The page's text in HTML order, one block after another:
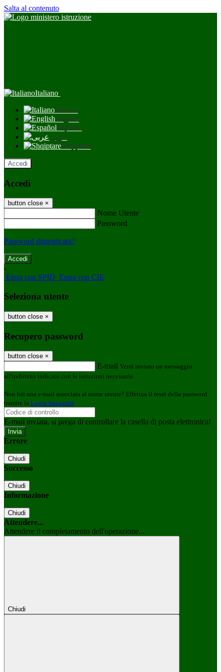
Salta al contenuto
Italiano
Italiano
English
Español
عربى
Shqiptare
Accedi
Accedi
button close ×
Nome Utente
Password
Password dimenticata?
-
Entra con SPID Entra con CIE
Seleziona utente
button close ×
Recupero password
button close ×
E-mail Verrà inviato un messaggio
all'indirizzo indicato con le istruzioni necessarie.
Non hai una e-mail associata al nome utente? Effettua il reset della password
tramite la Login Spaggiari
E-mail inviata, si prega di controllare la casella di posta elettronica!
Errore
Chiudi
Successo
Chiudi
Informazione
Chiudi
Attendere...
Attendere il completamento dell'operazione...
Chiudi